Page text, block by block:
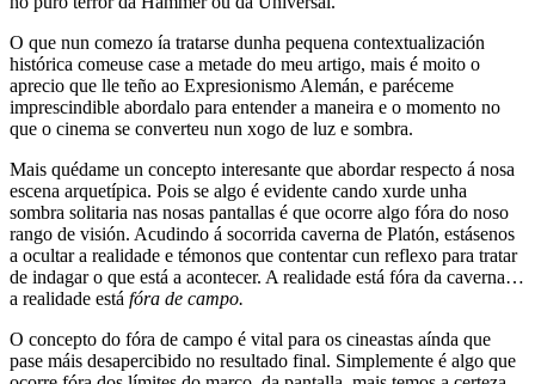
O que nun comezo ía tratarse dunha pequena contextualización
histórica comeuse case a metade do meu artigo, mais é moito o
aprecio que lle teño ao Expresionismo Alemán, e paréceme
imprescindible abordalo para entender a maneira e o momento no
que o cinema se converteu nun xogo de luz e sombra.
Mais quédame un concepto interesante que abordar respecto á nosa
escena arquetípica. Pois se algo é evidente cando xurde unha
sombra solitaria nas nosas pantallas é que ocorre algo fóra do noso
rango de visión. Acudindo á socorrida caverna de Platón, estásenos
a ocultar a realidade e témonos que contentar cun reflexo para tratar
de indagar o que está a acontecer. A realidade está fóra da caverna…
a realidade está fóra de campo.
O concepto do fóra de campo é vital para os cineastas aínda que
pase máis desapercibido no resultado final. Simplemente é algo que